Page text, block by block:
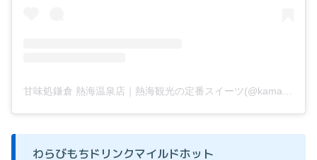
わらびもちドリンクマイルドホット